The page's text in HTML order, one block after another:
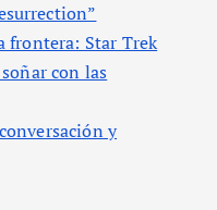
frontera: Star Trek
con las
y